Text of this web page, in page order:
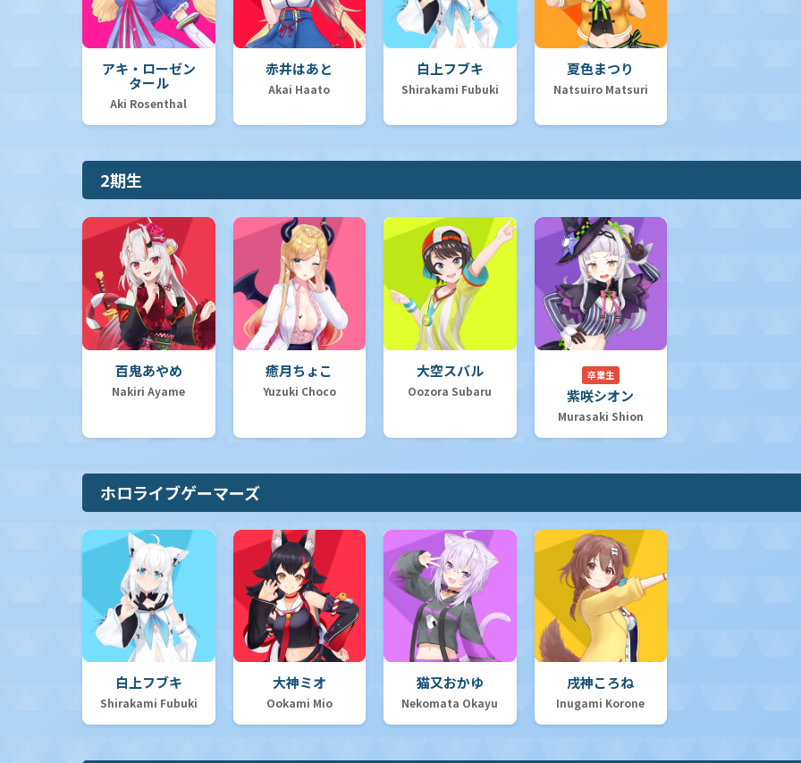
アキ・ローゼン
タール
Aki Rosenthal
赤井はあと
Akai Haato
白上フブキ
Shirakami Fubuki
夏色まつり
Natsuiro Matsuri
2期生
百鬼あやめ
Nakiri Ayame
癒月ちょこ
Yuzuki Choco
大空スバル
Oozora Subaru
卒業生
紫咲シオン
Murasaki Shion
ホロライブゲーマーズ
白上フブキ
Shirakami Fubuki
大神ミオ
Ookami Mio
猫又おかゆ
Nekomata Okayu
戌神ころね
Inugami Korone